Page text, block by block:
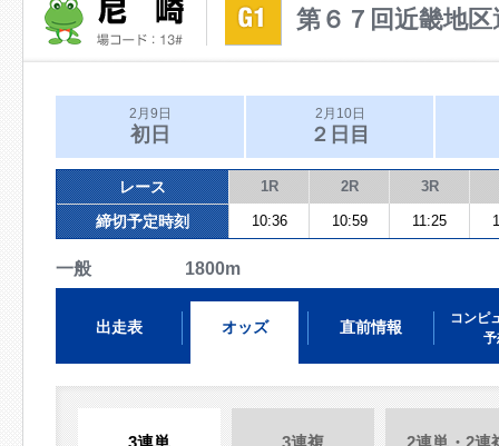
第６７回近畿地
2月9日
初日
2月10日
２日目
レース 1R 2R 3R
締切予定時刻 10:36 10:59 11:25
一般 1800m
出走表 オッズ 直前情報
コンピ
予
3連単 3連複 2連単・2連